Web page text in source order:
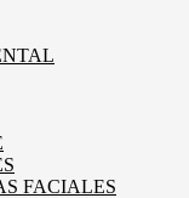
FACIALES